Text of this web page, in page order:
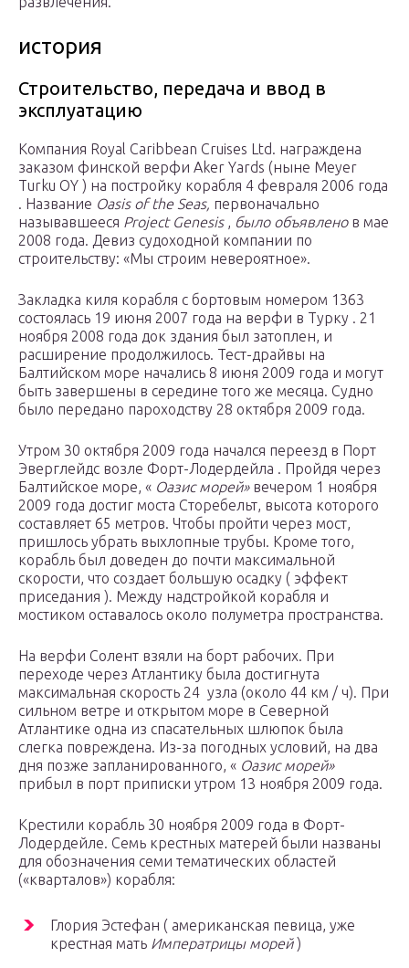
история
Строительство, передача и ввод в
эксплуатацию
Компания Royal Caribbean Cruises Ltd. награждена
заказом финской верфи Aker Yards (ныне Meyer
Turku OY ) на постройку корабля 4 февраля 2006 года
. Название Oasis of the Seas, первоначально
называвшееся Project Genesis, было объявленов мае
2008 года. Девиз судоходной компании по
строительству: «Мы строим невероятное».
Закладка киля корабля с бортовым номером 1363
состоялась 19 июня 2007 года на верфи в Турку . 21
ноября 2008 года док здания был затоплен, и
расширение продолжилось. Тест-драйвы на
Балтийском море начались 8 июня 2009 года и могут
быть завершены в середине того же месяца. Судно
было передано пароходству 28 октября 2009 года.
Утром 30 октября 2009 года начался переезд в Порт
Эверглейдс возле Форт-Лодердейла . Пройдя через
Балтийское море, « Оазис морей»вечером 1 ноября
2009 года достиг моста Сторебельт, высота которого
составляет 65 метров. Чтобы пройти через мост,
пришлось убрать выхлопные трубы. Кроме того,
корабль был доведен до почти максимальной
скорости, что создает большую осадку ( эффект
приседания ). Между надстройкой корабля и
мостиком оставалось около полуметра пространства.
На верфи Солент взяли на борт рабочих. При
переходе через Атлантику была достигнута
максимальная скорость 24 узла (около 44 км / ч). При
сильном ветре и открытом море в Северной
Атлантике одна из спасательных шлюпок была
слегка повреждена. Из-за погодных условий, на два
дня позже запланированного, « Оазис морей»
прибыл в порт приписки утром 13 ноября 2009 года.
Крестили корабль 30 ноября 2009 года в Форт-
Лодердейле. Семь крестных матерей были названы
для обозначения семи тематических областей
(«кварталов») корабля:
Глория Эстефан ( американская певица, уже
крестная мать Императрицы морей)